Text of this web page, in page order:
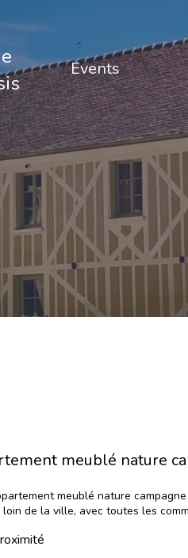
Events
meublé nature
meublé nature
de la ville, avec toutes les